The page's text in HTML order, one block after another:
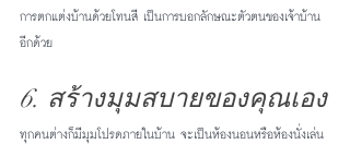
การตกแต่งบ้านด้วยโทนสี เป็นการบอกลักษณะตัวตนของเจ้าบ้าน
อีกด้วย
6. สร้างมุมสบายของคุณเอง
ทุกคนต่างก็มีมุมโปรดภายในบ้าน จะเป็นห้องนอนหรือห้องนั่งเล่น